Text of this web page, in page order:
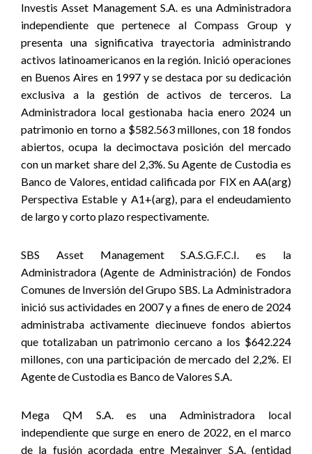
Investis Asset Management S.A. es una Administradora
independiente que pertenece al Compass Group y
presenta una significativa trayectoria administrando
activos latinoamericanos en la región. Inició operaciones
en Buenos Aires en 1997 y se destaca por su dedicación
exclusiva a la gestión de activos de terceros. La
Administradora local gestionaba hacia enero 2024 un
patrimonio en torno a $582.563 millones, con 18 fondos
abiertos, ocupa la decimoctava posición del mercado
con un market share del 2,3%. Su Agente de Custodia es
Banco de Valores, entidad calificada por FIX en AA(arg)
Perspectiva Estable y A1+(arg), para el endeudamiento
de largo y corto plazo respectivamente.
SBS Asset Management S.A.S.G.F.C.I. es la
Administradora (Agente de Administración) de Fondos
Comunes de Inversión del Grupo SBS. La Administradora
inició sus actividades en 2007 y a fines de enero de 2024
administraba activamente diecinueve fondos abiertos
que totalizaban un patrimonio cercano a los $642.224
millones, con una participación de mercado del 2,2%. El
Agente de Custodia es Banco de Valores S.A.
Mega QM S.A. es una Administradora local
independiente que surge en enero de 2022, en el marco
de la fusión acordada entre Megainver S.A. (entidad